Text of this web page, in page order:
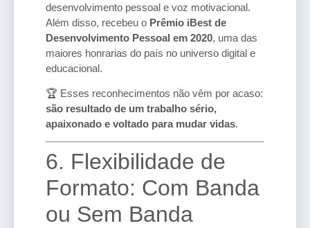
desenvolvimento pessoal e voz motivacional.
Além disso, recebeu o Prêmio iBest de
Desenvolvimento Pessoal em 2020, uma das
maiores honrarias do país no universo digital e
educacional.
🏆 Esses reconhecimentos não vêm por acaso:
são resultado de um trabalho sério,
apaixonado e voltado para mudar vidas.
6. Flexibilidade de
Formato: Com Banda
ou Sem Banda